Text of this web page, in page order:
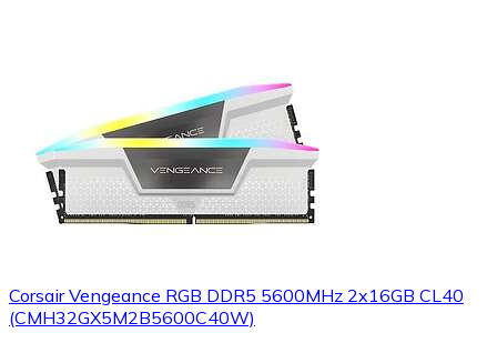
Corsair Vengeance RGB DDR5 5600MHz 2x16GB CL40
(CMH32GX5M2B5600C40W)